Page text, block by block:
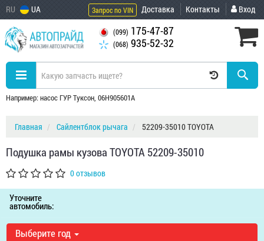
RU UA Запрос по VIN Доставка Контакты Вход
(099) 175-47-87
(068) 935-52-32
Например: насос ГУР Туксон, 06H905601A
Главная Сайлентблок рычага 52209-35010 TOYOTA
Подушка рамы кузова TOYOTA 52209-35010
0 отзывов
Уточните
автомобиль:
Выберите год